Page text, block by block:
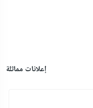
إعلانات مماثلة